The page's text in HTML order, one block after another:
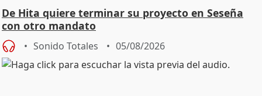
De Hita quiere terminar su proyecto en Seseña
con otro mandato
Sonido Totales 05/08/2026